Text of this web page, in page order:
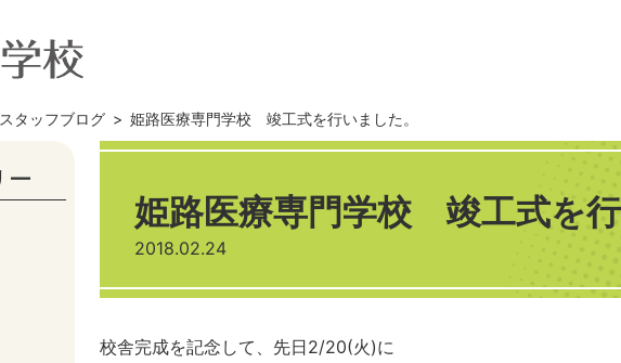
スタッフブログ > 姫路医療専門学校 竣工式を行いました。
姫路医療専門学校 竣工式を
2018.02.24
校舎完成を記念して、先日2/20(火)に